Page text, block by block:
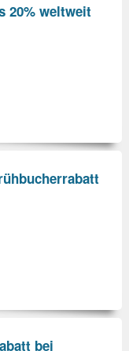
20% weltweit
bei